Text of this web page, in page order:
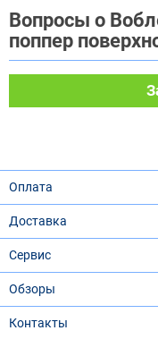
Вопросы о
поппер
Оплата
Доставка
Сервис
Обзоры
Контакты